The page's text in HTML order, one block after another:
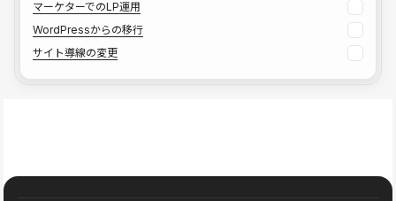
マーケターでのLP運用
WordPressからの移行
サイト導線の変更